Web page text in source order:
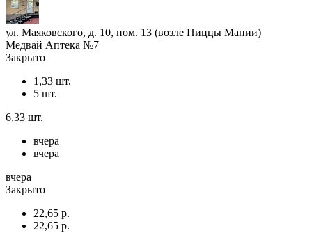
ул. Маяковского, д. 10, пом. 13 (возле Пиццы Мании)
Медвай Аптека №7
Закрыто
1,33 шт.
5 шт.
6,33 шт.
вчера
вчера
вчера
Закрыто
22,65 р.
22,65 р.